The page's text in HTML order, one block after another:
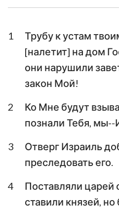
Есфирь
Екклесиаст
Исаия
Плач Иеремии
Даниил
1
Трубу к устам
[налетит] на дом
они нарушили
закон Мой!
2
Ко Мне будут
познали Тебя, мы--
3
Отверг Израиль
преследовать его.
4
Поставляли царей
ставили князей,